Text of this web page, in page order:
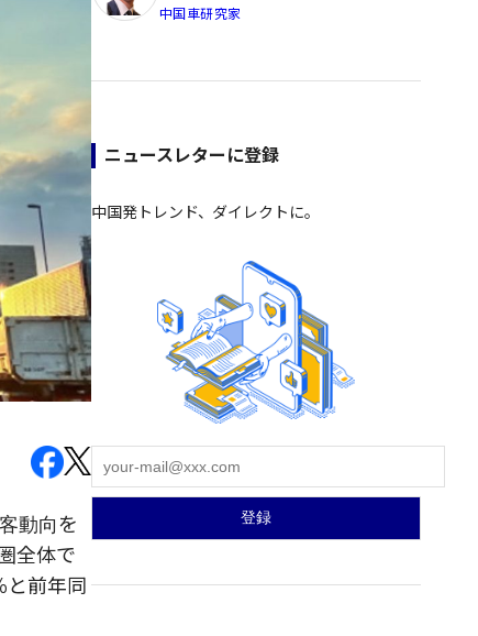
動向を
全体で
と前年同
中国車研究家
ニュースレターに登録
中国発トレンド、ダイレクトに。